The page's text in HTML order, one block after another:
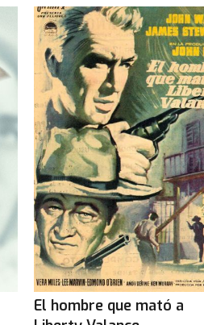
El hombre que mató a